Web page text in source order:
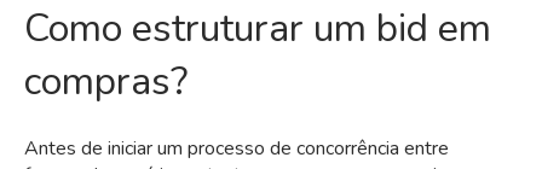
Como estruturar um bid em
compras?
Antes de iniciar um processo de concorrência entre